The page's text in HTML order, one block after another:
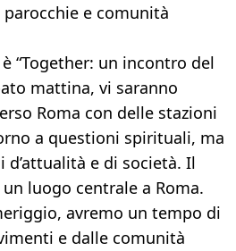
e comunità
“Together: un incontro del
mattina, vi saranno
Roma con delle stazioni
a questioni spirituali, ma
e di società. Il
luogo centrale a Roma.
avremo un tempo di
e dalle comunità